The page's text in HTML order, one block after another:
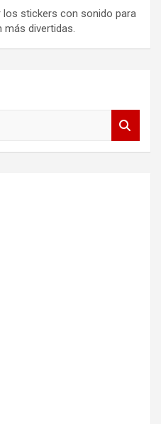
stickers con sonido para
divertidas.